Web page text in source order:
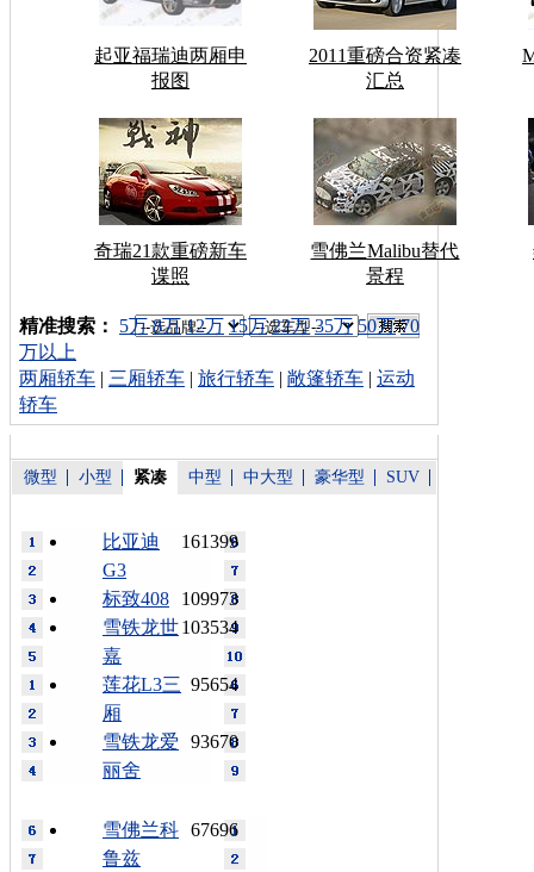
起亚福瑞迪两厢申
报图
2011重磅合资紧凑
汇总
奇瑞21款重磅新车
谍照
雪佛兰Malibu替代
景程
车型搜索：
精准搜索： 5万 8万 12万 15万 22万 35万 50万 70
万以上
两厢轿车 | 三厢轿车 | 旅行轿车 | 敞篷轿车 | 运动
轿车
微型 小型 紧凑 中型 中大型 豪华型 SUV
161399
比亚迪
G3
109973
标致408
103534
雪铁龙世
嘉
95654
莲花L3三
厢
93670
雪铁龙爱
丽舍
67696
雪佛兰科
鲁兹